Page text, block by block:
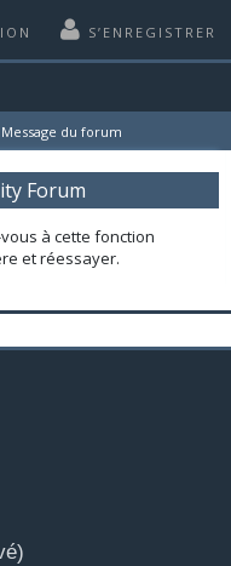
S’ENREGISTRER
Message du forum
Forum
à cette fonction
et réessayer.